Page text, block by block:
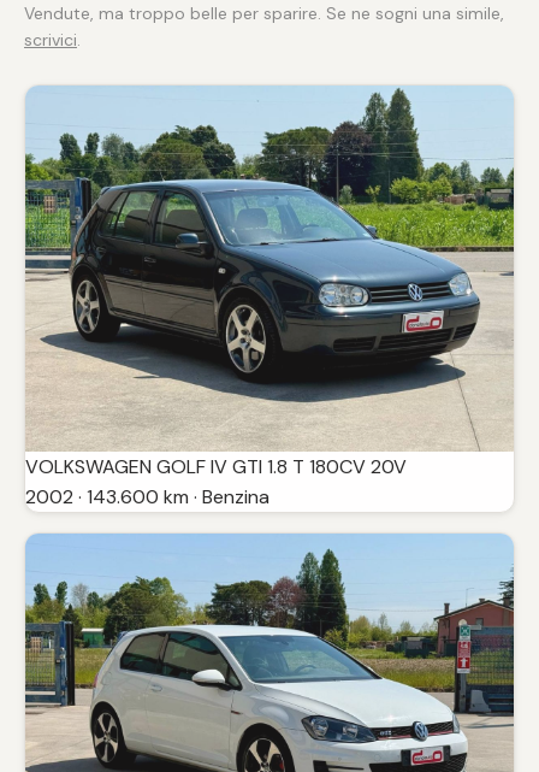
Vendute, ma troppo belle per sparire. Se ne sogni una simile,
scrivici.
VOLKSWAGEN GOLF IV GTI 1.8 T 180CV 20V
2002 · 143.600 km · Benzina